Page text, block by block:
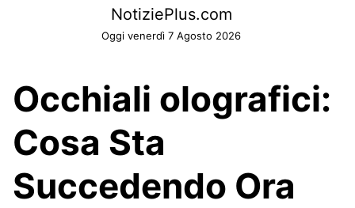
NotiziePlus.com
Oggi venerdì 7 Agosto 2026
Occhiali olografici:
Cosa Sta
Succedendo Ora